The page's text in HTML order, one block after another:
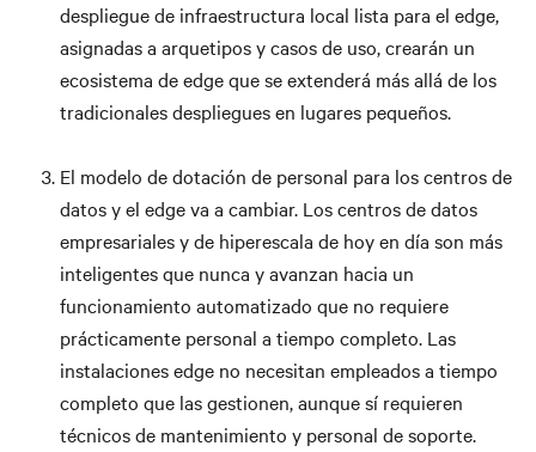
despliegue de infraestructura local lista para el edge,
asignadas a arquetipos y casos de uso, crearán un
ecosistema de edge que se extenderá más allá de los
tradicionales despliegues en lugares pequeños.
El modelo de dotación de personal para los centros de
datos y el edge va a cambiar. Los centros de datos
empresariales y de hiperescala de hoy en día son más
inteligentes que nunca y avanzan hacia un
funcionamiento automatizado que no requiere
prácticamente personal a tiempo completo. Las
instalaciones edge no necesitan empleados a tiempo
completo que las gestionen, aunque sí requieren
técnicos de mantenimiento y personal de soporte.